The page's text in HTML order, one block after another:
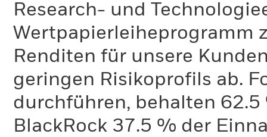
Research- und
Wertpapierleiheprogramm
Renditen für unsere
geringen Risikoprofils ab.
durchführen, behalten
BlackRock 37.5 % der